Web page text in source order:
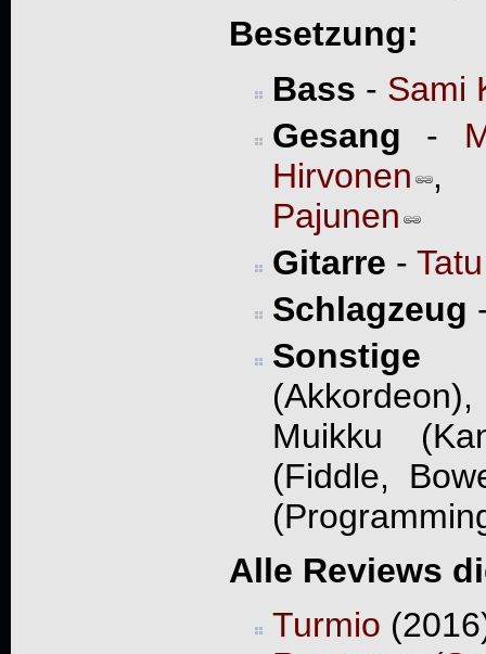
Besetzung:
Bass - Sami
Gesang -
Hirvonen
Pajunen
Gitarre -
Schlagzeug
Sonstige
Muikku
(Fiddle,
Alle Reviews
Turmio